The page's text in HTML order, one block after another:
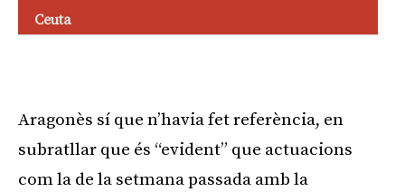
Ceuta
Aragonès sí que n’havia fet referència, en
subratllar que és “evident” que actuacions
com la de la setmana passada amb la